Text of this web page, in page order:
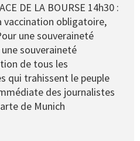
DE LA BOURSE 14h30 :
obligatoire,
une souveraineté
souveraineté
de tous les
qui trahissent le peuple
des journalistes
de Munich